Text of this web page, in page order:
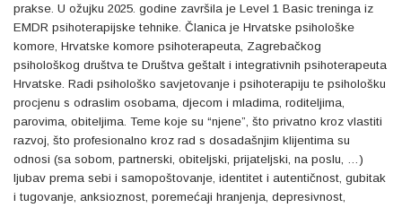
prakse. U ožujku 2025. godine završila je Level 1 Basic treninga iz
EMDR psihoterapijske tehnike. Članica je Hrvatske psihološke
komore, Hrvatske komore psihoterapeuta, Zagrebačkog
psihološkog društva te Društva geštalt i integrativnih psihoterapeuta
Hrvatske. Radi psihološko savjetovanje i psihoterapiju te psihološku
procjenu s odraslim osobama, djecom i mladima, roditeljima,
parovima, obiteljima. Teme koje su “njene”, što privatno kroz vlastiti
razvoj, što profesionalno kroz rad s dosadašnjim klijentima su
odnosi (sa sobom, partnerski, obiteljski, prijateljski, na poslu, …)
ljubav prema sebi i samopoštovanje, identitet i autentičnost, gubitak
i tugovanje, anksioznost, poremećaji hranjenja, depresivnost,